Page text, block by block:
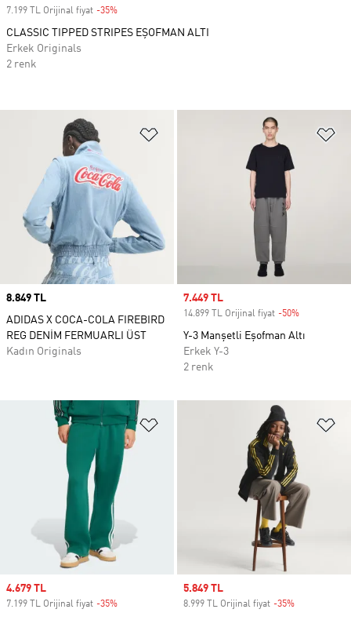
Favori Listesine Ekle
Price
8.849 TL
ADIDAS X COCA-COLA FIREBIRD
REG DENİM FERMUARLI ÜST
Kadın Originals
Sale price
7.449 TL
14.899 TL Orijinal fiyat -50%
Y-3 Manşetli Eşofman Altı
Erkek Y-3
2 renk
Favori Listesine Ekle
Sale price
4.679 TL
7.199 TL Orijinal fiyat -35%
Sale price
5.849 TL
8.999 TL Orijinal fiyat -35%
7.199 TL Orijinal fiyat -35%
CLASSIC TIPPED STRIPES EŞOFMAN ALTI
Erkek Originals
2 renk